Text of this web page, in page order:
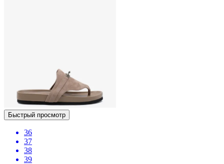
Быстрый просмотр
36
37
38
39